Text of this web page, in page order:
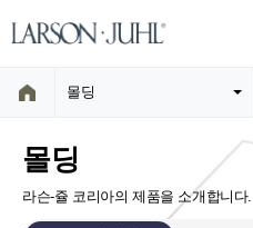
몰딩
몰딩
라슨-쥴 코리아의 제품을 소개합니다.